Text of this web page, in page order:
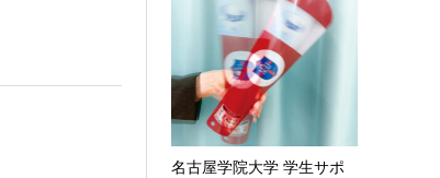
名古屋学院大学 学生サポ